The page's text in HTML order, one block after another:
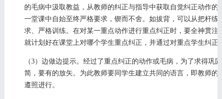
的毛病中汲取教益，从教师的纠正与指导中获取自觉纠正动作
一堂课中自始至终严格要求，锲而不舍。如拔背，可以从把杆
求、严格训练。在对某一重点动作进行重点纠正时，要全神贯
就计划好在课堂上对哪个学生重点纠正，并通过对重点学生纠正
（3）边做边提示。经过了重点纠正的动作或毛病，为了求得
简，要有的放矢。为此教师要同学生建立共同的语言，即教师
遵照进行。